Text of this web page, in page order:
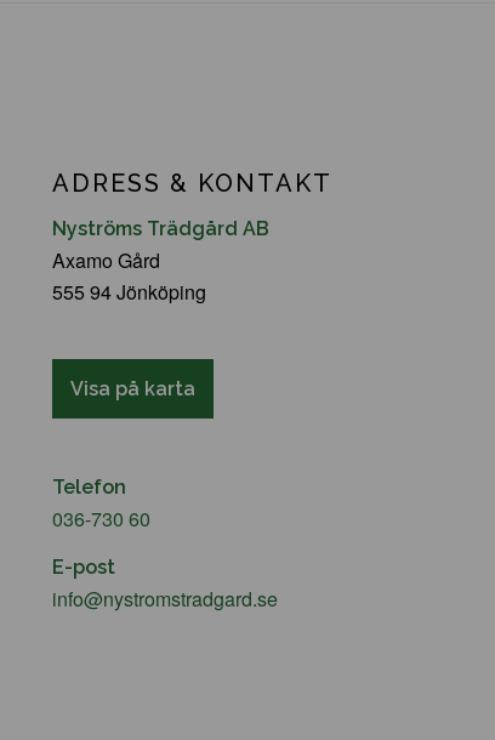
ADRESS & KONTAKT
Nyströms Trädgård AB
Axamo Gård
555 94 Jönköping
Visa på karta
Telefon
036-730 60
E-post
info@nystromstradgard.se